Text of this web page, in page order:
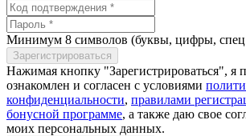
Минимум 8 символов (буквы, цифры,
Нажимая кнопку "Зарегистрироваться", я
ознакомлен и согласен с условиями
конфиденциальности, правилами
бонусной программе, а также даю свое
моих персональных данных.